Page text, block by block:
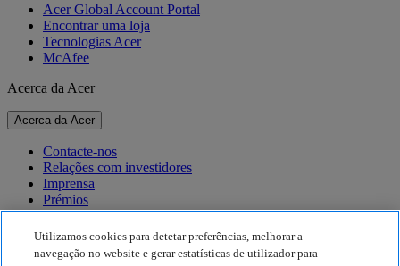
Acer Global Account Portal
Encontrar uma loja
Tecnologias Acer
McAfee
Acerca da Acer
Acerca da Acer
Contacte-nos
Relações com investidores
Imprensa
Prémios
Eventos
Sustentabilidade
Utilizamos cookies para detetar preferências, melhorar a
navegação no website e gerar estatísticas de utilizador para